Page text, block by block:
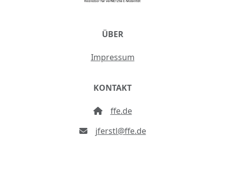
ÜBER
Impressum
KONTAKT
ffe.de
jferstl@ffe.de